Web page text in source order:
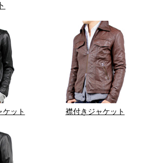
ケット 襟付きジャケット